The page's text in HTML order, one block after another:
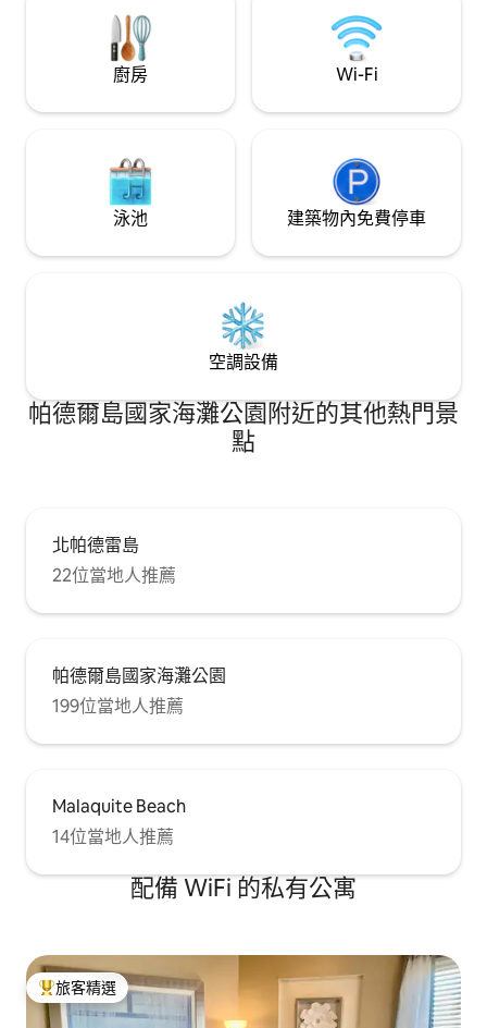
和當地熱門景點。 適合狗狗入住（最多2
隻，15美元）。 許可證 #204942。
灘。
廚房 Wi-Fi
泳池 建築物內免費停車
空調設備
帕德爾島國家海灘公園附近的其他熱門景
點
北帕德雷島
22位當地人推薦
帕德爾島國家海灘公園
199位當地人推薦
Malaquite Beach
14位當地人推薦
配備 WiFi 的私有公寓
旅客精選榜首
旅客精選